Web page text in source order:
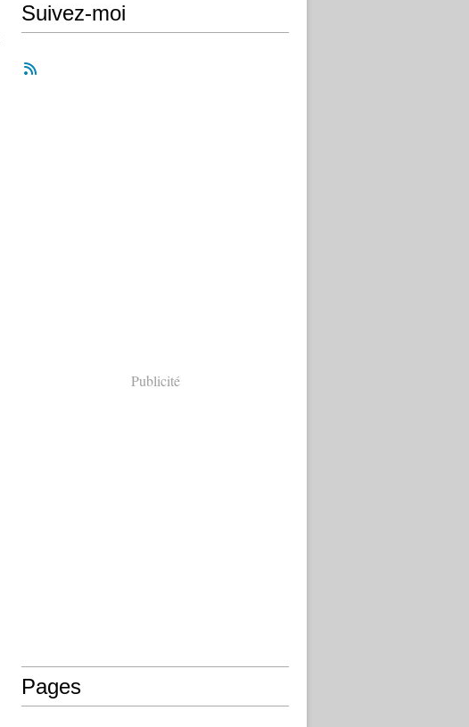
Suivez-moi
Publicité
Pages